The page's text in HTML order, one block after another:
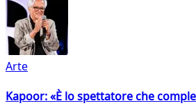
Arte
Kapoor: «È lo spettatore che